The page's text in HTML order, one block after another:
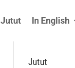
Jutut In English
Jutut